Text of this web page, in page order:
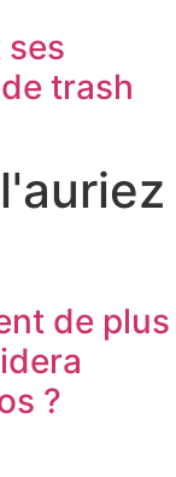
trash
de plus
?